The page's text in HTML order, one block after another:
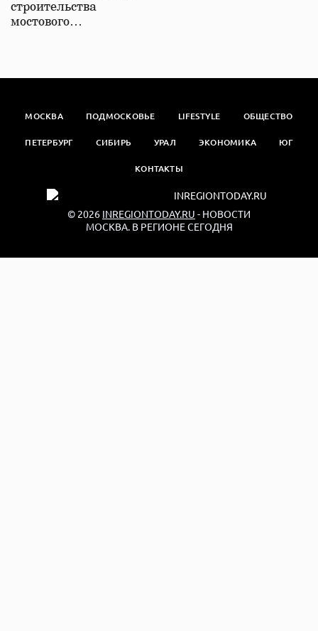
строительства
мостового…
МОСКВА ПОДМОСКОВЬЕ LIFESTYLE ОБЩЕСТВО
ПЕТЕРБУРГ СИБИРЬ УРАЛ ЭКОНОМИКА ЮГ
КОНТАКТЫ
© 2026 INREGIONTODAY.RU - НОВОСТИ
МОСКВА. В РЕГИОНЕ СЕГОДНЯ